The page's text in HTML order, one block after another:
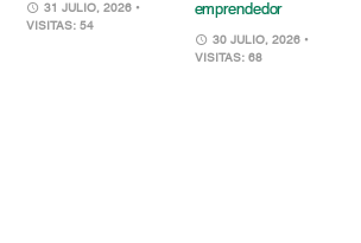
31 JULIO, 2026 •
VISITAS: 54
emprendedor
30 JULIO, 2026 •
VISITAS: 68